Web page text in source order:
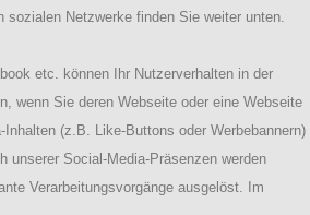
sozialen Netzwerke finden Sie weiter unten.
etc. können Ihr Nutzerverhalten in der
wenn Sie deren Webseite oder eine Webseite
(z.B. Like-Buttons oder Werbebannern)
unserer Social-Media-Präsenzen werden
Verarbeitungsvorgänge ausgelöst. Im